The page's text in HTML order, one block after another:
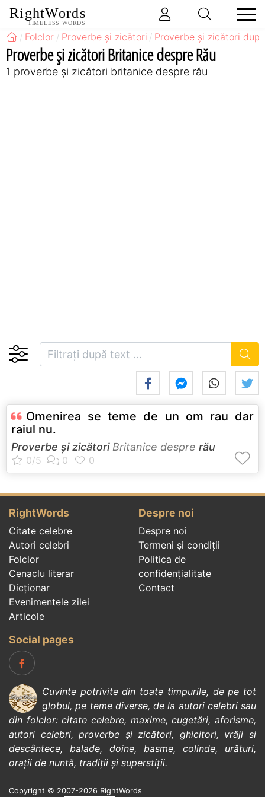
RightWords
TIMELESS WORDS
Folclor Proverbe și zicători Proverbe și zicători
Proverbe și zicători Britanice despre Rău
1 proverbe și zicători britanice despre rău
Omenirea se teme de un om rau dar
raiul nu.
Proverbe și zicătoriBritanice despre rău
RightWords
Citate celebre
Autori celebri
Folclor
Cenaclu literar
Dicționar
Evenimentele zilei
Articole
Despre noi
Despre noi
Termeni și condiții
Politica de
confidenţialitate
Contact
Social pages
Cuvinte potrivite din toate timpurile, de pe tot
globul, pe teme diverse, de la autori celebrisau
din folclor:citate celebre, maxime,cugetări,aforisme,
autori celebri,proverbe și zicători, ghicitori, vrăji si
descântece, balade, doine, basme, colinde, urături,
orații de nuntă, tradiții și superstiții.
Copyright © 2007-2026 RightWords